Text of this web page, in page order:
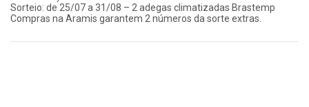
Sorteio: de 25/07 a 31/08 – 2 adegas climatizadas Brastemp
Compras na Aramis garantem 2 números da sorte extras.